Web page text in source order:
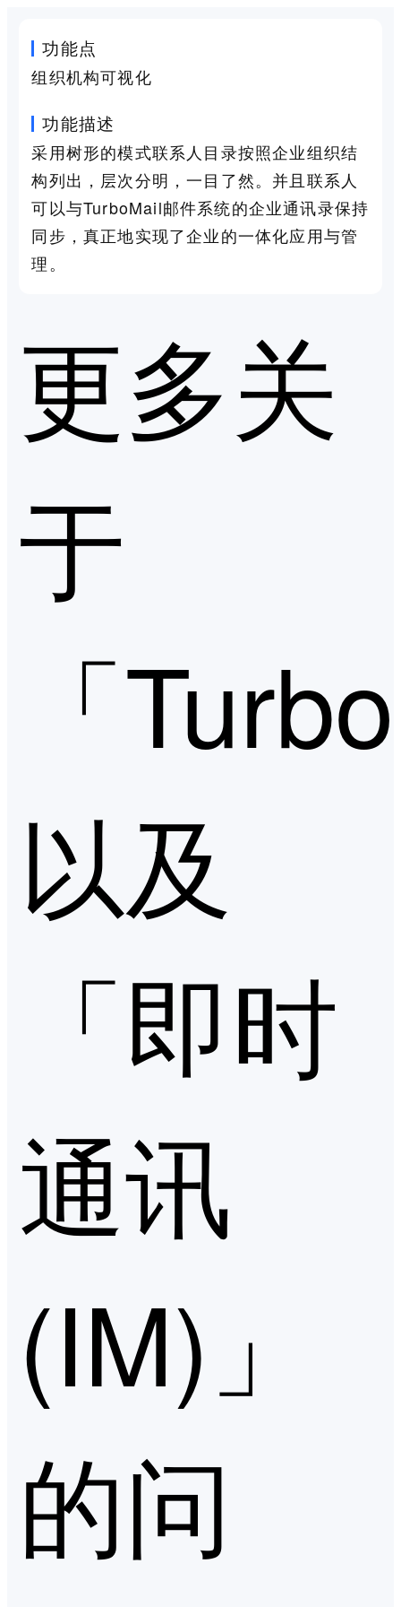
功能点
组织机构可视化
功能描述
采用树形的模式联系人目录按照企业组织结
构列出，层次分明，一目了然。并且联系人
可以与TurboMail邮件系统的企业通讯录保持
同步，真正地实现了企业的一体化应用与管
理。
更多关
于
「
以及
「即时
通讯
(IM)」
的问